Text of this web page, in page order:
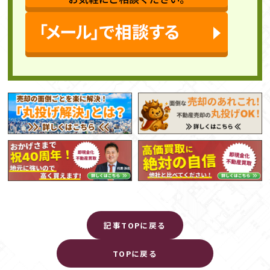
記事TOPに戻る
TOPに戻る